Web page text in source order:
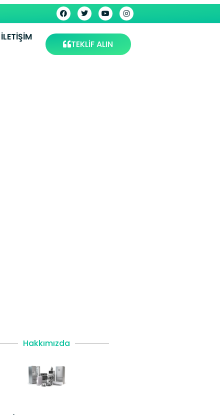
İLETIŞIM
TEKLİF ALIN
Hakkımızda